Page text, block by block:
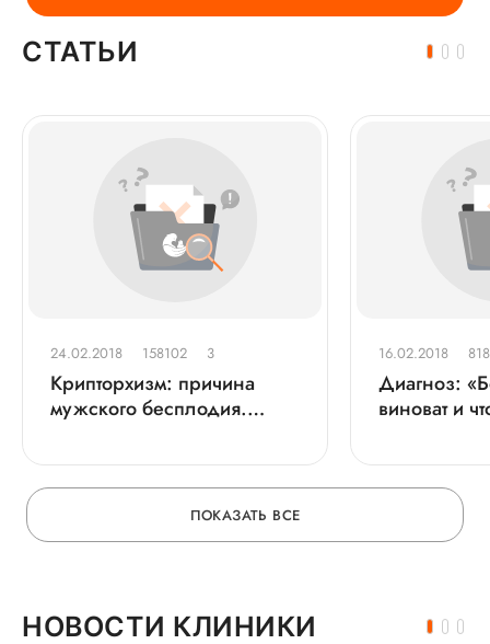
СТАТЬИ
24.02.2018 158102 3
Крипторхизм: причина
мужского бесплодия.
вовремя
16.02.2018
Диагноз:
виноват и
ПОКАЗАТЬ ВСЕ
НОВОСТИ КЛИНИКИ